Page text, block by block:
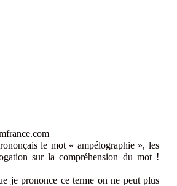
le mot « ampélographie », les
sur la compréhension du mot !
je prononce ce terme on ne peut plus